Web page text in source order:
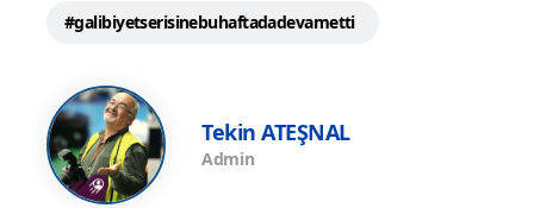
#galibiyetserisinebuhaftadadevametti
Tekin ATEŞNAL
Admin